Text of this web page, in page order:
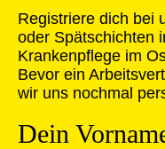
Registriere dich bei
oder Spätschichten
Krankenpflege im
Bevor ein
wir uns nochmal
Dein